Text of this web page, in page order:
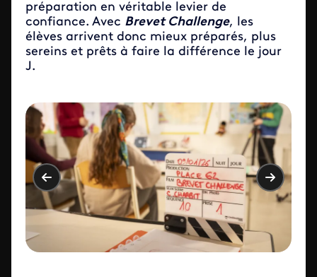
préparation en véritable levier de
confiance. Avec Brevet Challenge, les
élèves arrivent donc mieux préparés, plus
sereins et prêts à faire la différence le jour
J.